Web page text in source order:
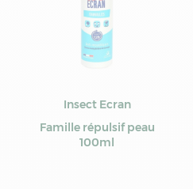
Insect Ecran
Famille répulsif peau
100ml